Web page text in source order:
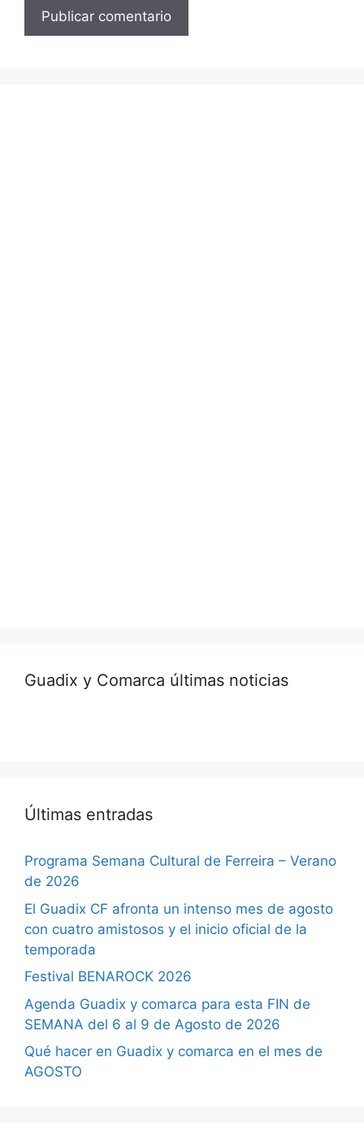
Guadix y Comarca últimas noticias
Últimas entradas
Programa Semana Cultural de Ferreira – Verano
de 2026
El Guadix CF afronta un intenso mes de agosto
con cuatro amistosos y el inicio oficial de la
temporada
Festival BENAROCK 2026
Agenda Guadix y comarca para esta FIN de
SEMANA del 6 al 9 de Agosto de 2026
Qué hacer en Guadix y comarca en el mes de
AGOSTO